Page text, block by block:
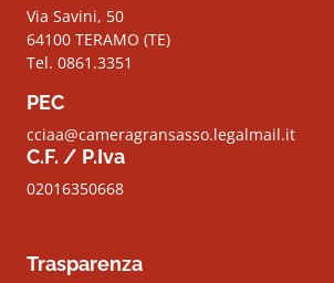
Via Savini, 50
64100 TERAMO (TE)
Tel. 0861.3351
PEC
cciaa@cameragransasso.legalmail.it
C.F. / P.Iva
02016350668
Trasparenza